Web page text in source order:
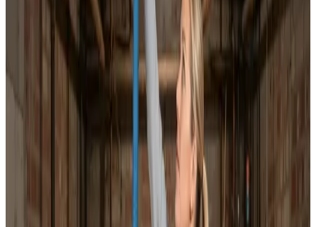
Installation af alle mærker